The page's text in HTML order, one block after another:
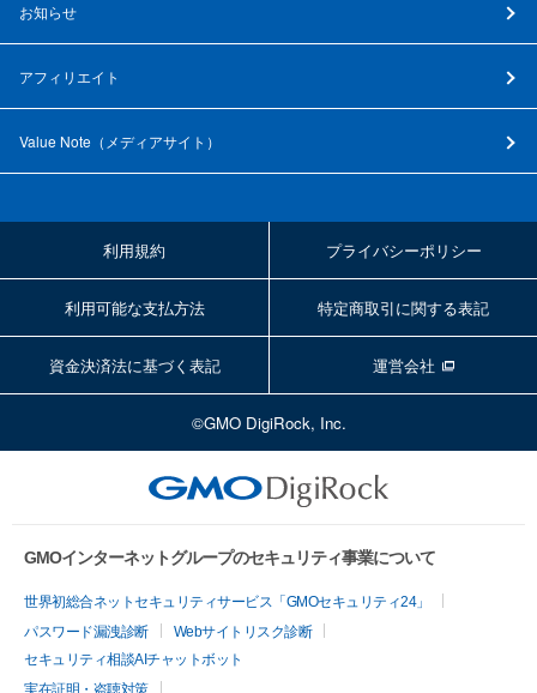
お知らせ
アフィリエイト
Value Note（ メディアサイト ）
利用規約 プライバシーポリシー
利用可能な支払方法 特定商取引に関する表記
資金決済法に基づく表記 運営会社
©GMO DigiRock, Inc.
GMOインターネットグループのセキュリティ事業について
世界初総合ネットセキュリティサービス「GMOセキュリティ24」
パスワード漏洩診断
Webサイトリスク診断
セキュリティ相談AIチャットボット
実在証明・盗聴対策